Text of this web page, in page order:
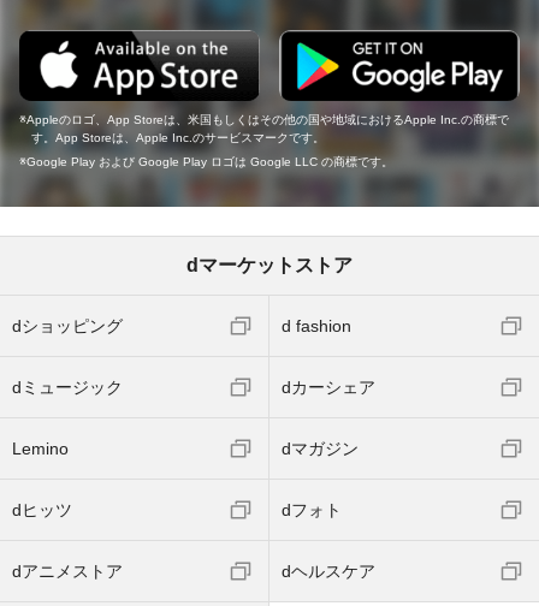
Appleのロゴ、App Storeは、米国もしくはその他の国や地域におけるApple Inc.の商標で
す。App Storeは、Apple Inc.のサービスマークです。
Google Play および Google Play ロゴは Google LLC の商標です。
dマーケットストア
dショッピング d fashion
dミュージック dカーシェア
Lemino dマガジン
dヒッツ dフォト
dアニメストア dヘルスケア